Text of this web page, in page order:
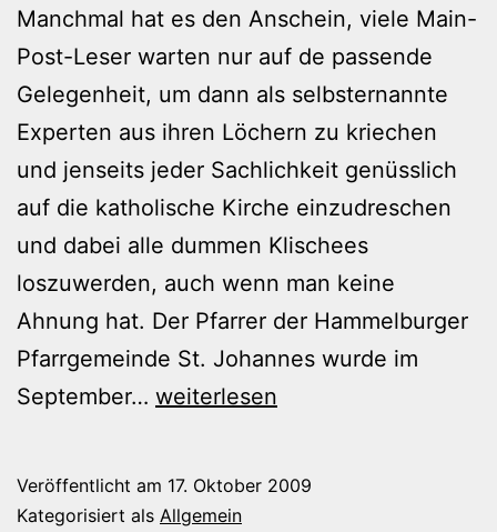
Manchmal hat es den Anschein, viele Main-
Post-Leser warten nur auf de passende
Gelegenheit, um dann als selbsternannte
Experten aus ihren Löchern zu kriechen
und jenseits jeder Sachlichkeit genüsslich
auf die katholische Kirche einzudreschen
und dabei alle dummen Klischees
loszuwerden, auch wenn man keine
Ahnung hat. Der Pfarrer der Hammelburger
Pfarrgemeinde St. Johannes wurde im
September… Eine
weiterlesen
Veröffentlicht am 17. Oktober 2009
Kategorisiert als Allgemein